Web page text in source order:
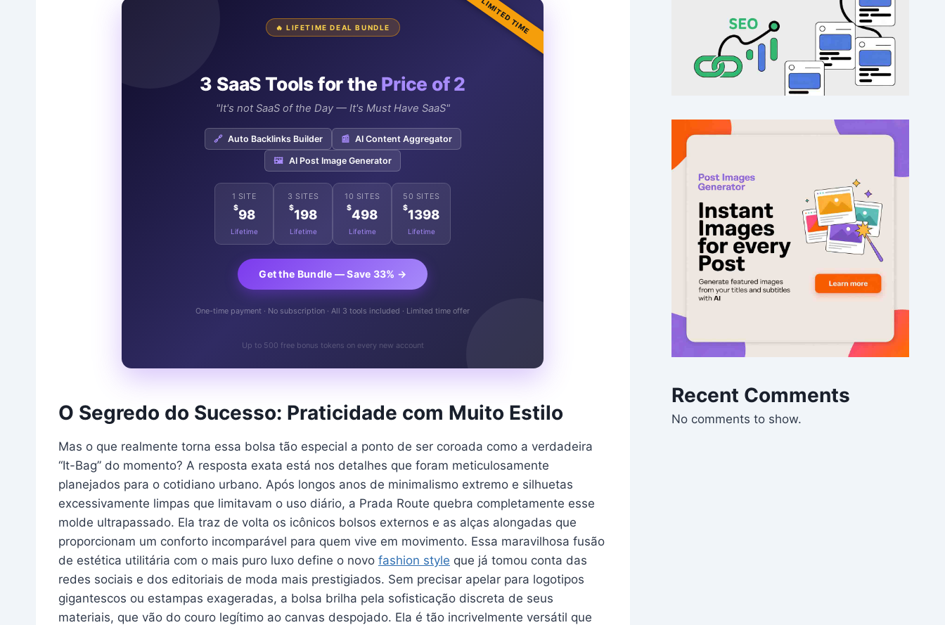
LIMITED TIME
🔥 LIFETIME DEAL BUNDLE
3 SaaS Tools for the Price of 2
"It's not SaaS of the Day — It's Must Have SaaS"
🔗 Auto Backlinks Builder 📰 AI Content Aggregator
🖼️ AI Post Image Generator
1 SITE
$98
Lifetime
3 SITES
$198
Lifetime
10 SITES
$498
Lifetime
50 SITES
$1398
Lifetime
Get the Bundle — Save 33% →
One-time payment · No subscription · All 3 tools included · Limited time offer
Up to 500 free bonus tokens on every new account
O Segredo do Sucesso: Praticidade com Muito Estilo
Mas o que realmente torna essa bolsa tão especial a ponto de ser coroada como a verdadeira
“It-Bag” do momento? A resposta exata está nos detalhes que foram meticulosamente
planejados para o cotidiano urbano. Após longos anos de minimalismo extremo e silhuetas
excessivamente limpas que limitavam o uso diário, a Prada Route quebra completamente esse
molde ultrapassado. Ela traz de volta os icônicos bolsos externos e as alças alongadas que
proporcionam um conforto incomparável para quem vive em movimento. Essa maravilhosa fusão
de estética utilitária com o mais puro luxo define o novo fashion style que já tomou conta das
redes sociais e dos editoriais de moda mais prestigiados. Sem precisar apelar para logotipos
gigantescos ou estampas exageradas, a bolsa brilha pela sofisticação discreta de seus
materiais, que vão do couro legítimo ao canvas despojado. Ela é tão incrivelmente versátil que
Recent Comments
No comments to show.